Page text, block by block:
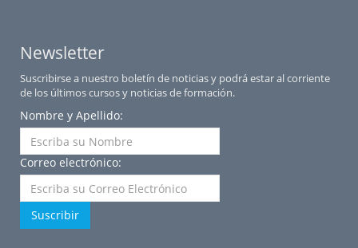
Newsletter
Suscribirse a nuestro boletín de noticias y podrá estar al corriente
de los últimos cursos y noticias de formación.
Nombre y Apellido:
Correo electrónico:
Suscribir